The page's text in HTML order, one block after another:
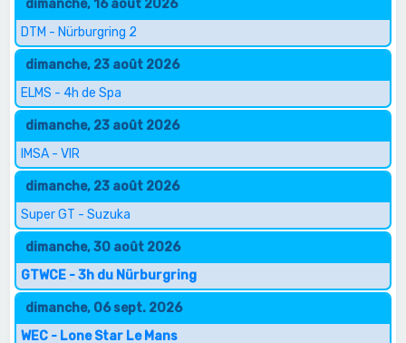
dimanche, 16 août 2026
DTM - Nürburgring 2
dimanche, 23 août 2026
ELMS - 4h de Spa
dimanche, 23 août 2026
IMSA - VIR
dimanche, 23 août 2026
Super GT - Suzuka
dimanche, 30 août 2026
GTWCE - 3h du Nürburgring
dimanche, 06 sept. 2026
WEC - Lone Star Le Mans